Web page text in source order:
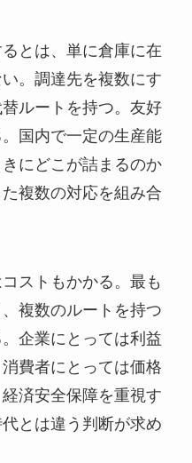
とは、単に倉庫に在
。調達先を複数にす
ルートを持つ。友好
国内で一定の生産能
にどこが詰まるのか
複数の対応を組み合
ストもかかる。最も
複数のルートを持つ
企業にとっては利益
費者にとっては価格
済安全保障を重視す
とは違う判断が求め